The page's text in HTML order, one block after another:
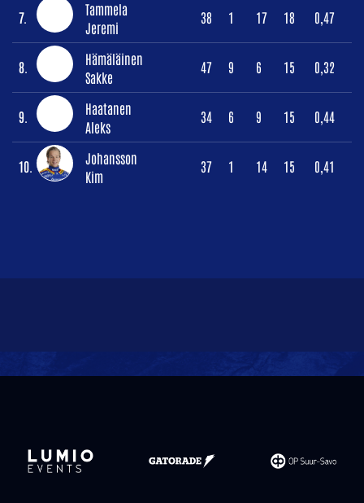
7.
Tammela
Jeremi
38 1 17 18 0,47
8.
Hämäläinen
Sakke
47 9 6 15 0,32
9.
Haatanen
Aleks
34 6 9 15 0,44
10.
Johansson
Kim
37 1 14 15 0,41